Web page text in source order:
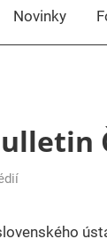
Novinky